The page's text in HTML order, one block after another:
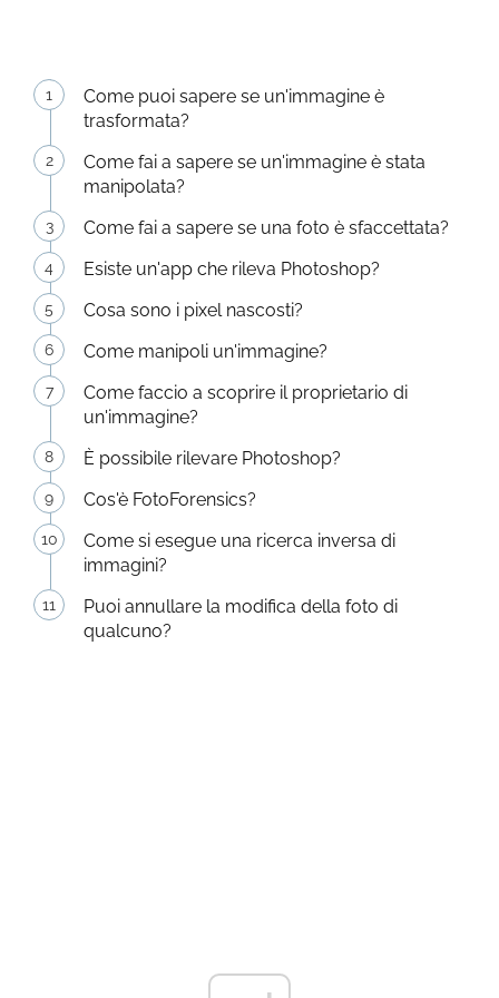
Come puoi sapere se un'immagine è
trasformata?
Come fai a sapere se un'immagine è stata
manipolata?
Come fai a sapere se una foto è sfaccettata?
Esiste un'app che rileva Photoshop?
Cosa sono i pixel nascosti?
Come manipoli un'immagine?
Come faccio a scoprire il proprietario di
un'immagine?
È possibile rilevare Photoshop?
Cos'è FotoForensics?
Come si esegue una ricerca inversa di
immagini?
Puoi annullare la modifica della foto di
qualcuno?